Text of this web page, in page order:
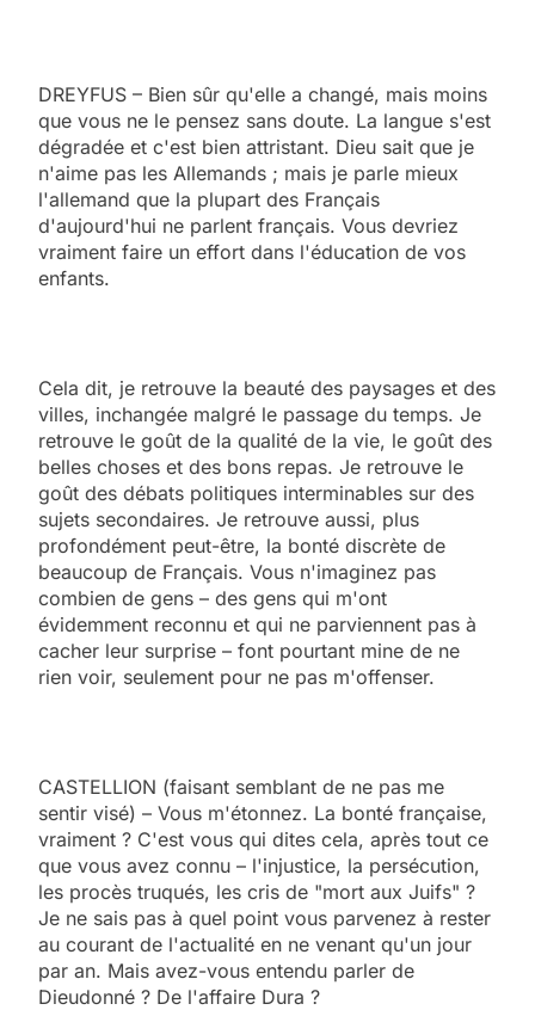
DREYFUS – Bien sûr qu'elle a changé, mais moins
que vous ne le pensez sans doute. La langue s'est
dégradée et c'est bien attristant. Dieu sait que je
n'aime pas les Allemands ; mais je parle mieux
l'allemand que la plupart des Français
d'aujourd'hui ne parlent français. Vous devriez
vraiment faire un effort dans l'éducation de vos
enfants.
Cela dit, je retrouve la beauté des paysages et des
villes, inchangée malgré le passage du temps. Je
retrouve le goût de la qualité de la vie, le goût des
belles choses et des bons repas. Je retrouve le
goût des débats politiques interminables sur des
sujets secondaires. Je retrouve aussi, plus
profondément peut-être, la bonté discrète de
beaucoup de Français. Vous n'imaginez pas
combien de gens – des gens qui m'ont
évidemment reconnu et qui ne parviennent pas à
cacher leur surprise – font pourtant mine de ne
rien voir, seulement pour ne pas m'offenser.
CASTELLION (faisant semblant de ne pas me
sentir visé) – Vous m'étonnez. La bonté française,
vraiment ? C'est vous qui dites cela, après tout ce
que vous avez connu – l'injustice, la persécution,
les procès truqués, les cris de "mort aux Juifs" ?
Je ne sais pas à quel point vous parvenez à rester
au courant de l'actualité en ne venant qu'un jour
par an. Mais avez-vous entendu parler de
Dieudonné ? De l'affaire Dura ?